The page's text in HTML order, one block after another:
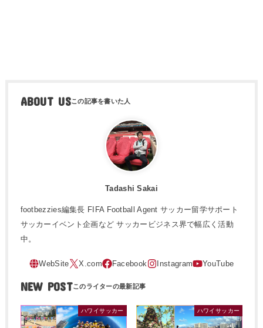
ABOUT US
Tadashi Sakai
footbezzies編集長 FIFA Football Agent サッカー留学サポート
サッカーイベント企画など サッカービジネス界で幅広く活動
中。
NEW POST
ハワイサッカー ハワイサッカー